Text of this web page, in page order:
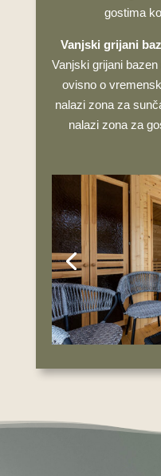
gostima
Vanjski grijani
Vanjski grijani
ovisno o
nalazi zona za
nalazi zona za